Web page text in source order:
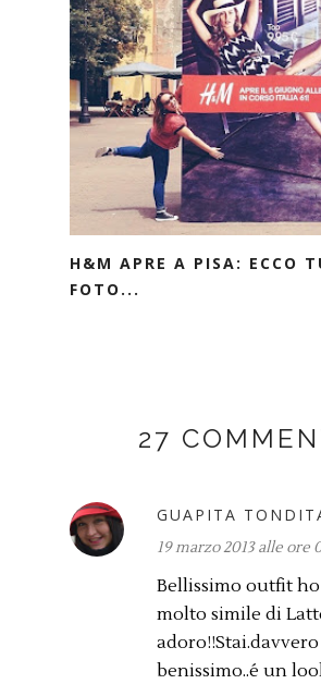
H&M APRE A PISA: ECCO
FOTO...
27
GUAPITA
19 marzo 2013 alle ore
Bellissimo outfit
molto simile di
adoro!!Stai.davvero
benissimo..é un